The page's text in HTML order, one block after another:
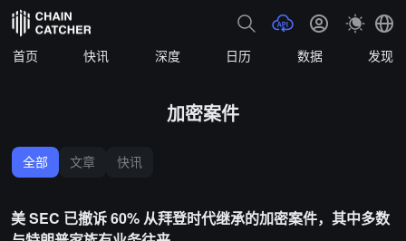
首页 快讯 深度 日历 数据 发现
加密案件
全部 文章 快讯
美 SEC 已撤诉 60% 从拜登时代继承的加密案件，其中多数